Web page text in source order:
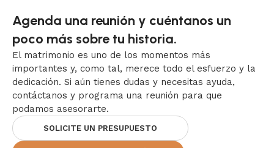
Agenda una reunión y cuéntanos un
poco más sobre tu historia.
El matrimonio es uno de los momentos más
importantes y, como tal, merece todo el esfuerzo y la
dedicación. Si aún tienes dudas y necesitas ayuda,
contáctanos y programa una reunión para que
podamos asesorarte.
SOLICITE UN PRESUPUESTO